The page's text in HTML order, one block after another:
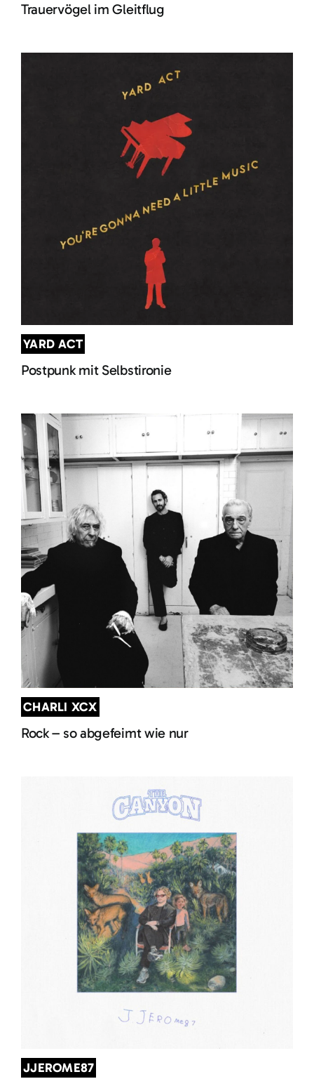
Trauervögel im Gleitflug
YARD ACT
Postpunk mit Selbstironie
CHARLI XCX
Rock – so abgefeimt wie nur
JJEROME87